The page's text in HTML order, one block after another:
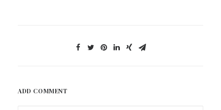
ADD COMMENT